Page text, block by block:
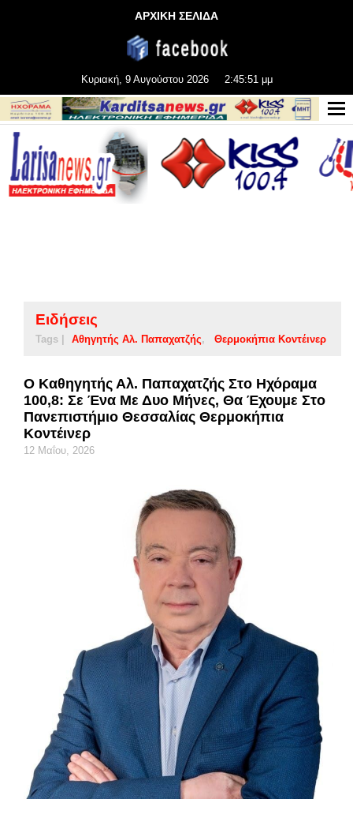
ΑΡΧΙΚΗ ΣΕΛΙΔΑ
Κυριακή, 9 Αυγούστου 2026 2:45:51 μμ
Ειδήσεις
Tags | Αθηγητής Αλ. Παπαχατζής Θερμοκήπια Κοντέινερ
Ο Καθηγητής Αλ. Παπαχατζής Στο Ηχόραμα
100,8: Σε Ένα Με Δυο Μήνες, Θα Έχουμε Στο
Πανεπιστήμιο Θεσσαλίας Θερμοκήπια
Κοντέινερ
12 Μαΐου, 2026